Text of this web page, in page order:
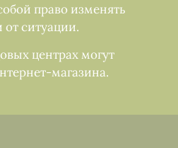
право изменять
ситуации.
центрах могут
магазина.